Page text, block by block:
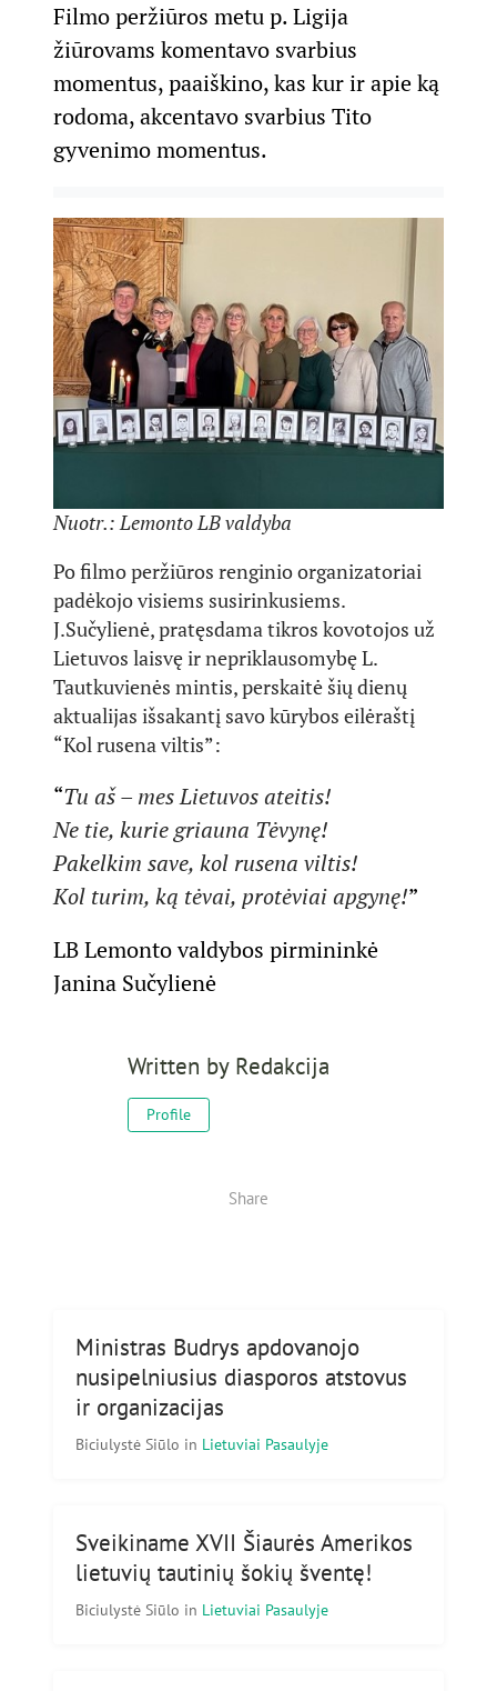
Filmo peržiūros metu p. Ligija
žiūrovams komentavo svarbius
momentus, paaiškino, kas kur ir apie ką
rodoma, akcentavo svarbius Tito
gyvenimo momentus.
Nuotr.: Lemonto LB valdyba
Po filmo peržiūros renginio organizatoriai
padėkojo visiems susirinkusiems.
J.Sučylienė, pratęsdama tikros kovotojos už
Lietuvos laisvę ir nepriklausomybę L.
Tautkuvienės mintis, perskaitė šių dienų
aktualijas išsakantį savo kūrybos eilėraštį
“Kol rusena viltis”:
“Tu aš – mes Lietuvos ateitis!
Ne tie, kurie griauna Tėvynę!
Pakelkim save, kol rusena viltis!
Kol turim, ką tėvai, protėviai apgynę!”
LB Lemonto valdybos pirmininkė
Janina Sučylienė
Written by Redakcija
Profile
Share
Ministras Budrys apdovanojo
nusipelniusius diasporos atstovus
ir organizacijas
Biciulystė Siūlo in Lietuviai Pasaulyje
Sveikiname XVII Šiaurės Amerikos
lietuvių tautinių šokių šventę!
Biciulystė Siūlo in Lietuviai Pasaulyje